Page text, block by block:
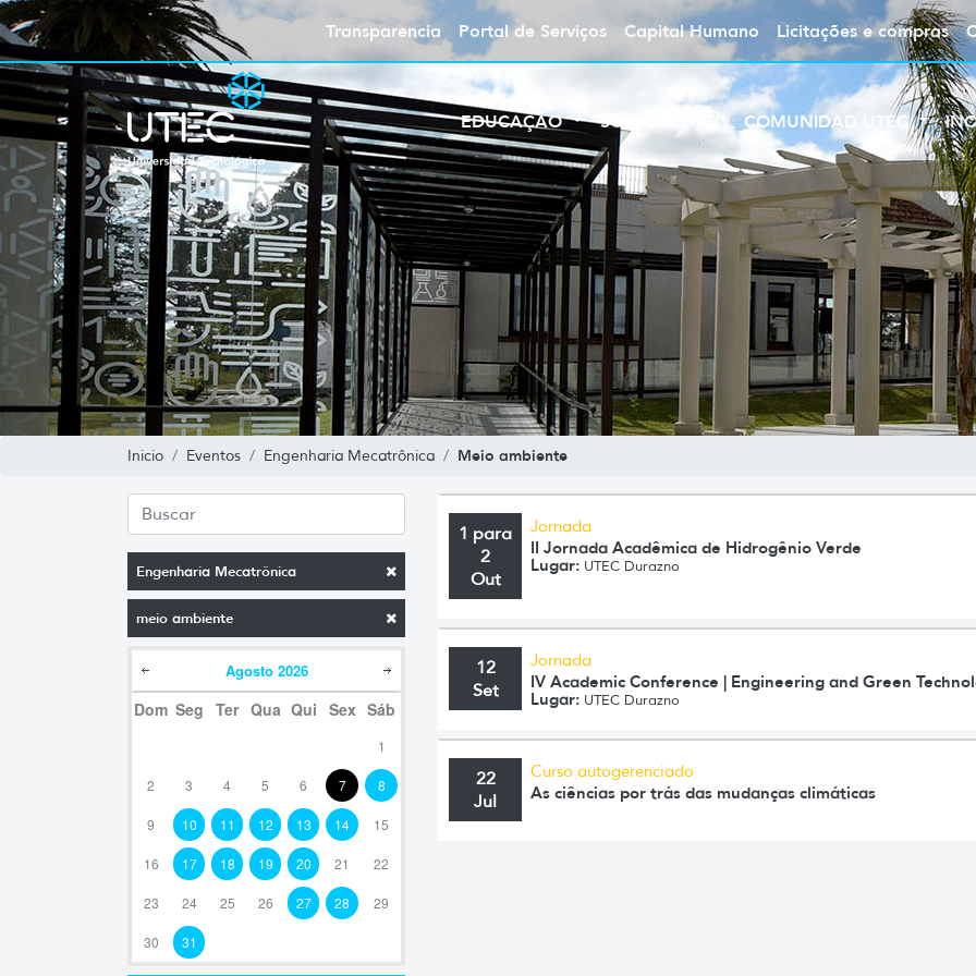
Transparencia Portal de Serviços Capital Humano Licitações e compras
EDUCAÇÃO SOBRE A UTEC COMUNIDAD UTEC
Inicio Eventos Engenharia Mecatrônica Meio ambiente
Engenharia Mecatrônica
meio ambiente
Agosto 2026
Dom Seg Ter Qua Qui Sex Sáb
1
2 3 4 5 6 7 8
9 10 11 12 13 14 15
16 17 18 19 20 21 22
23 24 25 26 27 28 29
30 31
1 para
2
Out
Jornada
II Jornada Acadêmica de Hidrogênio Verde
Lugar: UTEC Durazno
12
Set
Jornada
IV Academic Conference | Engineering and Green
Lugar: UTEC Durazno
22
Jul
Curso autogerenciado
As ciências por trás das mudanças climáticas